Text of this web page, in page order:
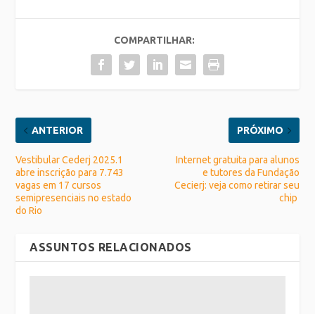
COMPARTILHAR:
ANTERIOR
Vestibular Cederj 2025.1
abre inscrição para 7.743
vagas em 17 cursos
semipresenciais no estado
do Rio
PRÓXIMO
Internet gratuita para alunos
e tutores da Fundação
Cecierj: veja como retirar seu
chip
ASSUNTOS RELACIONADOS